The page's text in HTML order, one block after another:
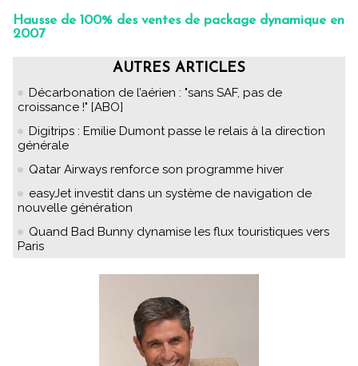
Hausse de 100% des ventes de package dynamique en
2007
AUTRES ARTICLES
Décarbonation de l’aérien : "sans SAF, pas de
croissance !" [ABO]
Digitrips : Emilie Dumont passe le relais à la direction
générale
Qatar Airways renforce son programme hiver
easyJet investit dans un système de navigation de
nouvelle génération
Quand Bad Bunny dynamise les flux touristiques vers
Paris